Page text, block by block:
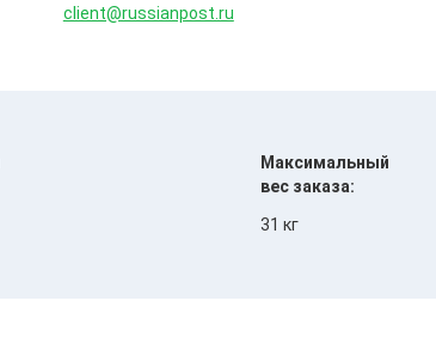
client@russianpost.ru
Максимальный
вес заказа:
31 кг